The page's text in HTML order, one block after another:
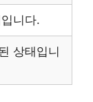
니다.
상태입니